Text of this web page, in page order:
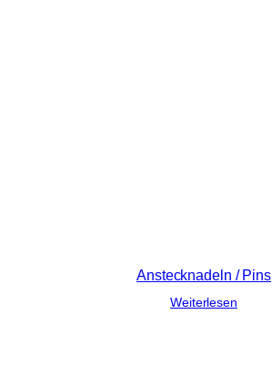
Anstecknadeln / Pins
Weiterlesen